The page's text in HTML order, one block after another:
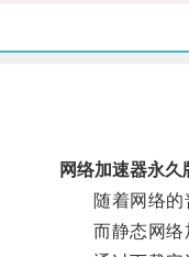
网络加速器永久
随着网络的普
而静态网络加